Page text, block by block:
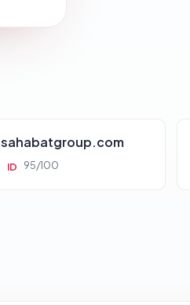
sahabatgroup.com
ID 95/100